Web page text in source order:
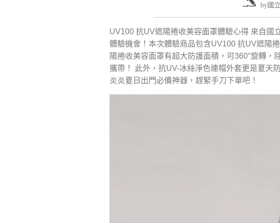
by國
UV100 抗UV遮陽捲收美容面罩體驗心得 來自國
體驗機會！本次體驗商品包含UV100 抗UV遮陽
陽捲收美容面罩有超大防護面積，可360°旋轉
攜帶！ 此外，抗UV-冰絲淨色連帽外套更是夏天
炎炎夏日出門必備神器，趕緊手刀下單吧！